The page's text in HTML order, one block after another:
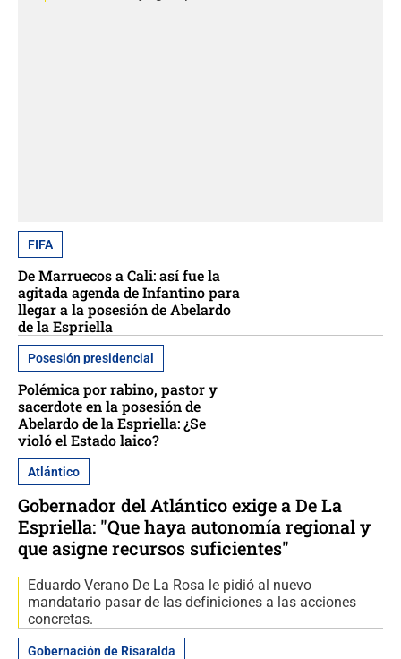
FIFA
De Marruecos a Cali: así fue la
agitada agenda de Infantino para
llegar a la posesión de Abelardo
de la Espriella
Posesión presidencial
Polémica por rabino, pastor y
sacerdote en la posesión de
Abelardo de la Espriella: ¿Se
violó el Estado laico?
Atlántico
Gobernador del Atlántico exige a De La
Espriella: "Que haya autonomía regional y
que asigne recursos suficientes"
Eduardo Verano De La Rosa le pidió al nuevo
mandatario pasar de las definiciones a las acciones
concretas.
Gobernación de Risaralda